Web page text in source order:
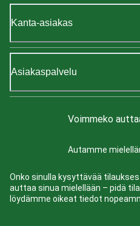
Kanta-asiakas
Asiakaspalvelu
Voimmeko
Autamme
Onko sinulla kysyttävää
auttaa sinua mielellään – pidä
löydämme oikeat tiedot